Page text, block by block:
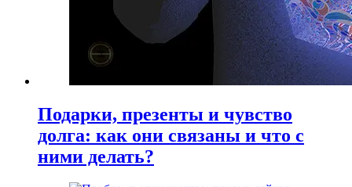
Подарки, презенты и чувство
долга: как они связаны и что с
ними делать?